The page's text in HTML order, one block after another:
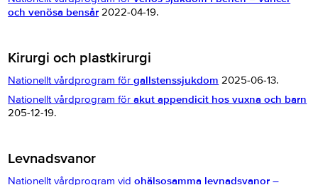
och venösa bensår 2022-04-19.
Kirurgi och plastkirurgi
Nationellt vårdprogram förgallstenssjukdom 2025-06-13.
Nationellt vårdprogram förakut appendicit hos vuxna och barn
205-12-19.
Levnadsvanor
Nationellt vårdprogram vidohälsosamma levnadsvanor –